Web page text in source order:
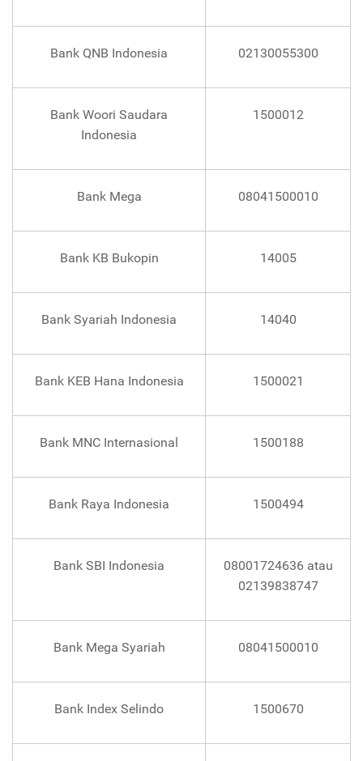
Bank QNB Indonesia 02130055300
Bank Woori Saudara
Indonesia
1500012
Bank Mega 08041500010
Bank KB Bukopin 14005
Bank Syariah Indonesia 14040
Bank KEB Hana Indonesia 1500021
Bank MNC Internasional 1500188
Bank Raya Indonesia 1500494
Bank SBI Indonesia
08001724636 atau
02139838747
Bank Mega Syariah 08041500010
Bank Index Selindo 1500670